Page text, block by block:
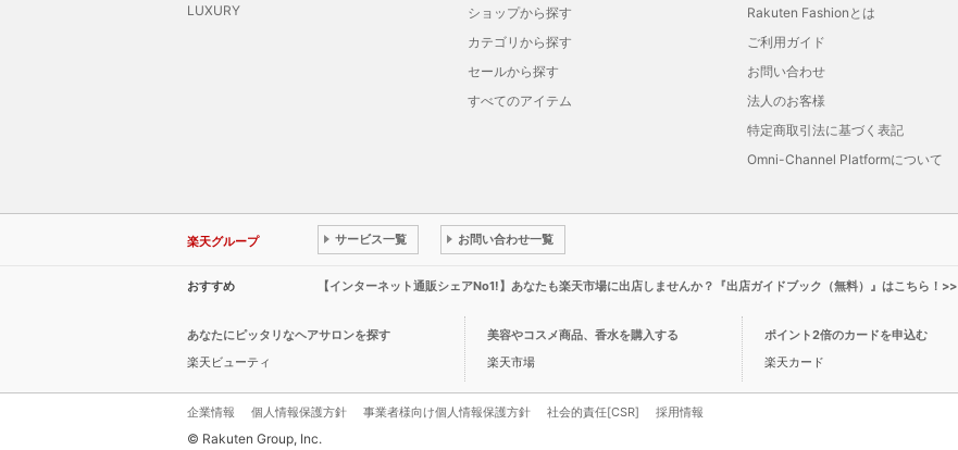
LUXURY
ショップから探す
カテゴリから探す
セールから探す
すべてのアイテム
Rakuten Fashionとは
ご利用ガイド
お問い合わせ
法人のお客様
特定商取引法に基づく表記
Omni-Channel Platformについて
楽天グループ サービス一覧 お問い合わせ一覧
おすすめ 【インターネット通販シェアNo1!】あなたも楽天市場に出店しませんか？『出店ガイドブック（無料）』はこちら！>>
あなたにピッタリなヘアサロンを探す
楽天ビューティ
美容やコスメ商品、香水を購入する
楽天市場
ポイント2倍のカードを申込む
楽天カード
企業情報 個人情報保護方針 事業者様向け個人情報保護方針 社会的責任[CSR] 採用情報
© Rakuten Group, Inc.